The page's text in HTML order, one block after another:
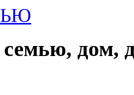
дом,